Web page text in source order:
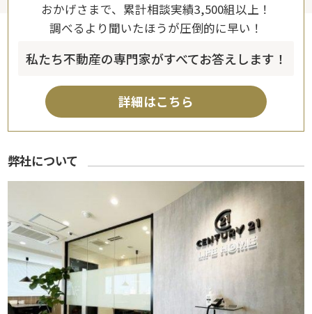
おかげさまで、累計相談実績3,500組以上！
調べるより聞いたほうが圧倒的に早い！
私たち不動産の専門家がすべてお答えします！
詳細はこちら
弊社について